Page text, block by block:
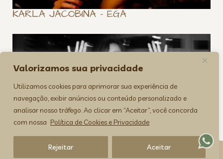
Valorizamos sua privacidade
Utilizamos cookies para aprimorar sua experiência de
navegação, exibir anúncios ou conteúdo personalizado e
analisar nosso tráfego. Ao clicar em “Aceitar”, você concorda
com nossa Política de Cookies e Privacidade
Rejeitar Aceitar
KARLA JACOBINA – EGA
KARLA JACOBINA – RETRATOS
><(((º> 17